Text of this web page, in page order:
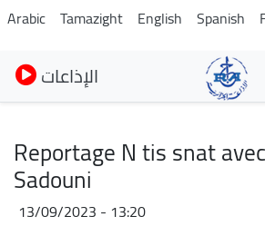
Skip
to
main
content
Arabic Tamazight English Spanish
الإذاعات
Reportage N tis snat
Sadouni
13/09/2023 - 13:20